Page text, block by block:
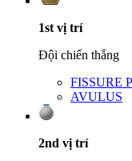
1st vị trí
Đội chiến thắng
FISSURE
AVULUS
2nd vị trí